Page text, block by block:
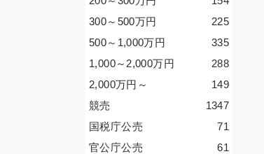
225
300～500万円
335
500～1,000万円
288
1,000～2,000万円
149
2,000万円 ～
1347
競売
71
国税庁公売
61
官公庁公売